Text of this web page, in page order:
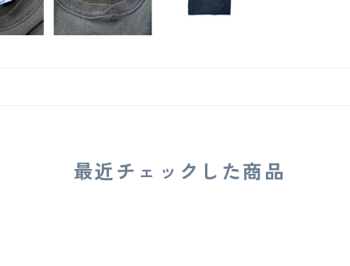
最近チェックした商品